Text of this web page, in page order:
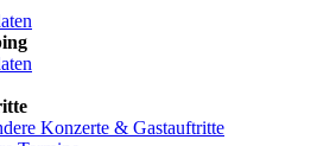
Konzerte & Gastauftritte